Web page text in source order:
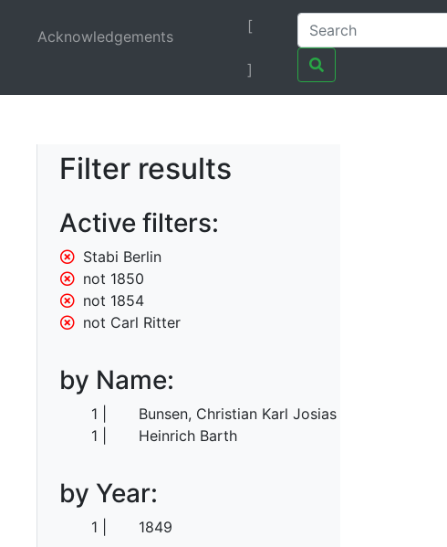
Acknowledgements
[
]
Filter results
Active filters:
Stabi Berlin
not 1850
not 1854
not Carl Ritter
by Name:
1
Bunsen, Christian Karl Josias von
1
Heinrich Barth
by Year:
1 1849